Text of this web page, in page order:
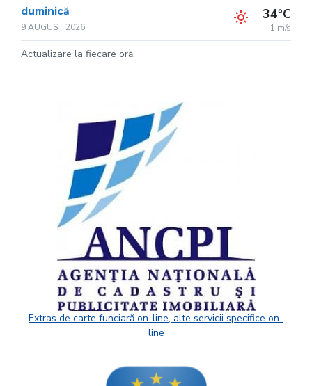
duminică
9 AUGUST 2026
34°C
1 m/s
Actualizare la fiecare oră.
Extras de carte funciară on-line, alte servicii specifice on-
line